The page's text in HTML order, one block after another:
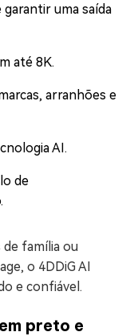
uma saída
até 8K.
arranhões e
AI.
de
família ou
o 4DDiG AI
e confiável.
preto e